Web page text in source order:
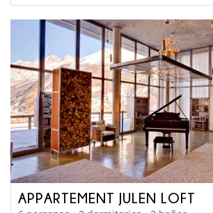
APPARTEMENT JULEN LOFT